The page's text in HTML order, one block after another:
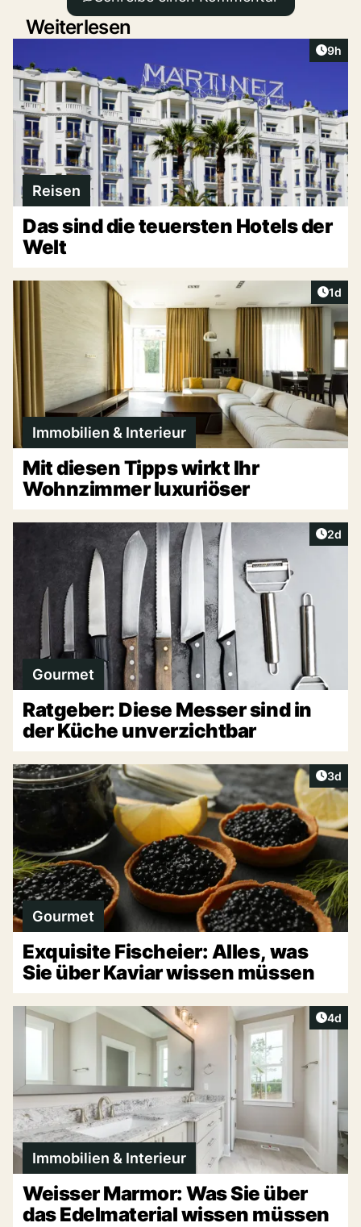
Weiterlesen
9h
Reisen
Das sind die teuersten Hotels der
Welt
1d
Immobilien & Interieur
Mit diesen Tipps wirkt Ihr
Wohnzimmer luxuriöser
2d
Gourmet
Ratgeber: Diese Messer sind in
der Küche unverzichtbar
3d
Gourmet
Exquisite Fischeier: Alles, was
Sie über Kaviar wissen müssen
4d
Immobilien & Interieur
Weisser Marmor: Was Sie über
das Edelmaterial wissen müssen